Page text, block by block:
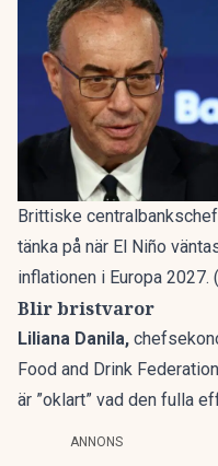
Brittiske
tänka på när El Niño
inflationen i Europa
Blir bristvaror
Liliana Danila,
Food and Drink
är ”oklart” vad den fulla
ANNONS